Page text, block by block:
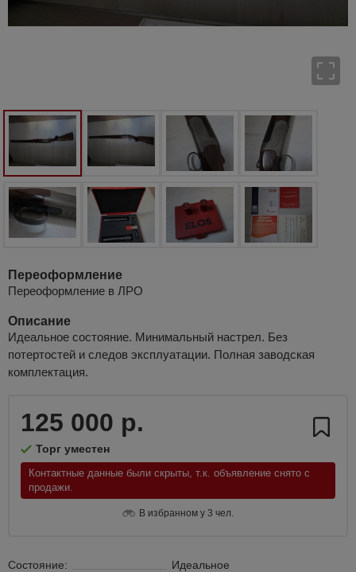
Переоформление
Переоформление в ЛРО
Описание
Идеальное состояние. Минимальный настрел. Без
потертостей и следов эксплуатации. Полная заводская
комплектация.
125 000 р.
Торг уместен
Контактные данные были скрыты, т.к. объявление снято с
продажи.
В избранном у 3 чел.
Состояние:
Идеальное